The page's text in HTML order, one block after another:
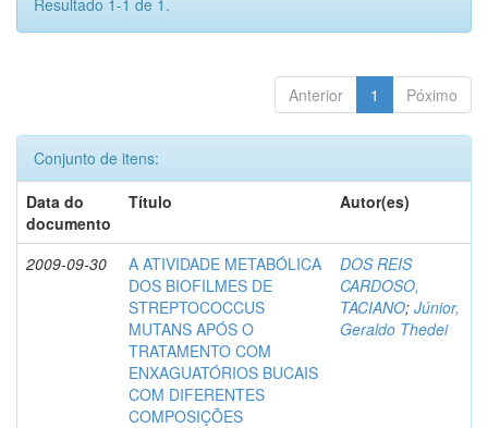
Resultado 1-1 de 1.
Anterior 1 Póximo
Conjunto de itens:
Data do
documento
Título Autor(es)
2009-09-30
A ATIVIDADE METABÓLICA
DOS BIOFILMES DE
STREPTOCOCCUS
MUTANS APÓS O
TRATAMENTO COM
ENXAGUATÓRIOS BUCAIS
COM DIFERENTES
COMPOSIÇÕES
DOS REIS
CARDOSO,
TACIANO; Júnior,
Geraldo Thedei